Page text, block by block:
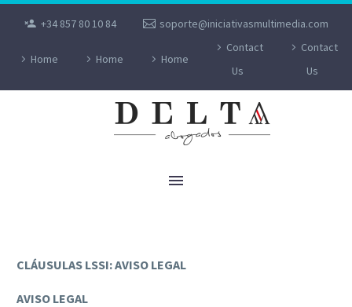
+34 857 80 10 84 soporte@iniciativasmultimedia.com
Home Home Home
Contact
Us
Contact
Us
CLÁUSULAS LSSI: AVISO LEGAL
AVISO LEGAL